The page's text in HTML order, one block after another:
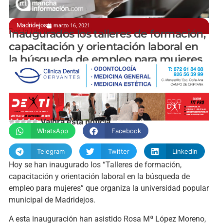
Madridejos marzo 16, 2021
Por la Universidad Popular
Inaugurados los talleres de formación,
capacitación y orientación laboral en
la búsqueda de empleo para mujeres
manchainformacion.com
Valora esta noticia
WhatsApp Facebook
Telegram Twitter LinkedIn
Hoy se han inaugurado los “Talleres de formación,
capacitación y orientación laboral en la búsqueda de
empleo para mujeres” que organiza la universidad popular
municipal de Madridejos.
A esta inauguración han asistido Rosa Mª López Moreno,